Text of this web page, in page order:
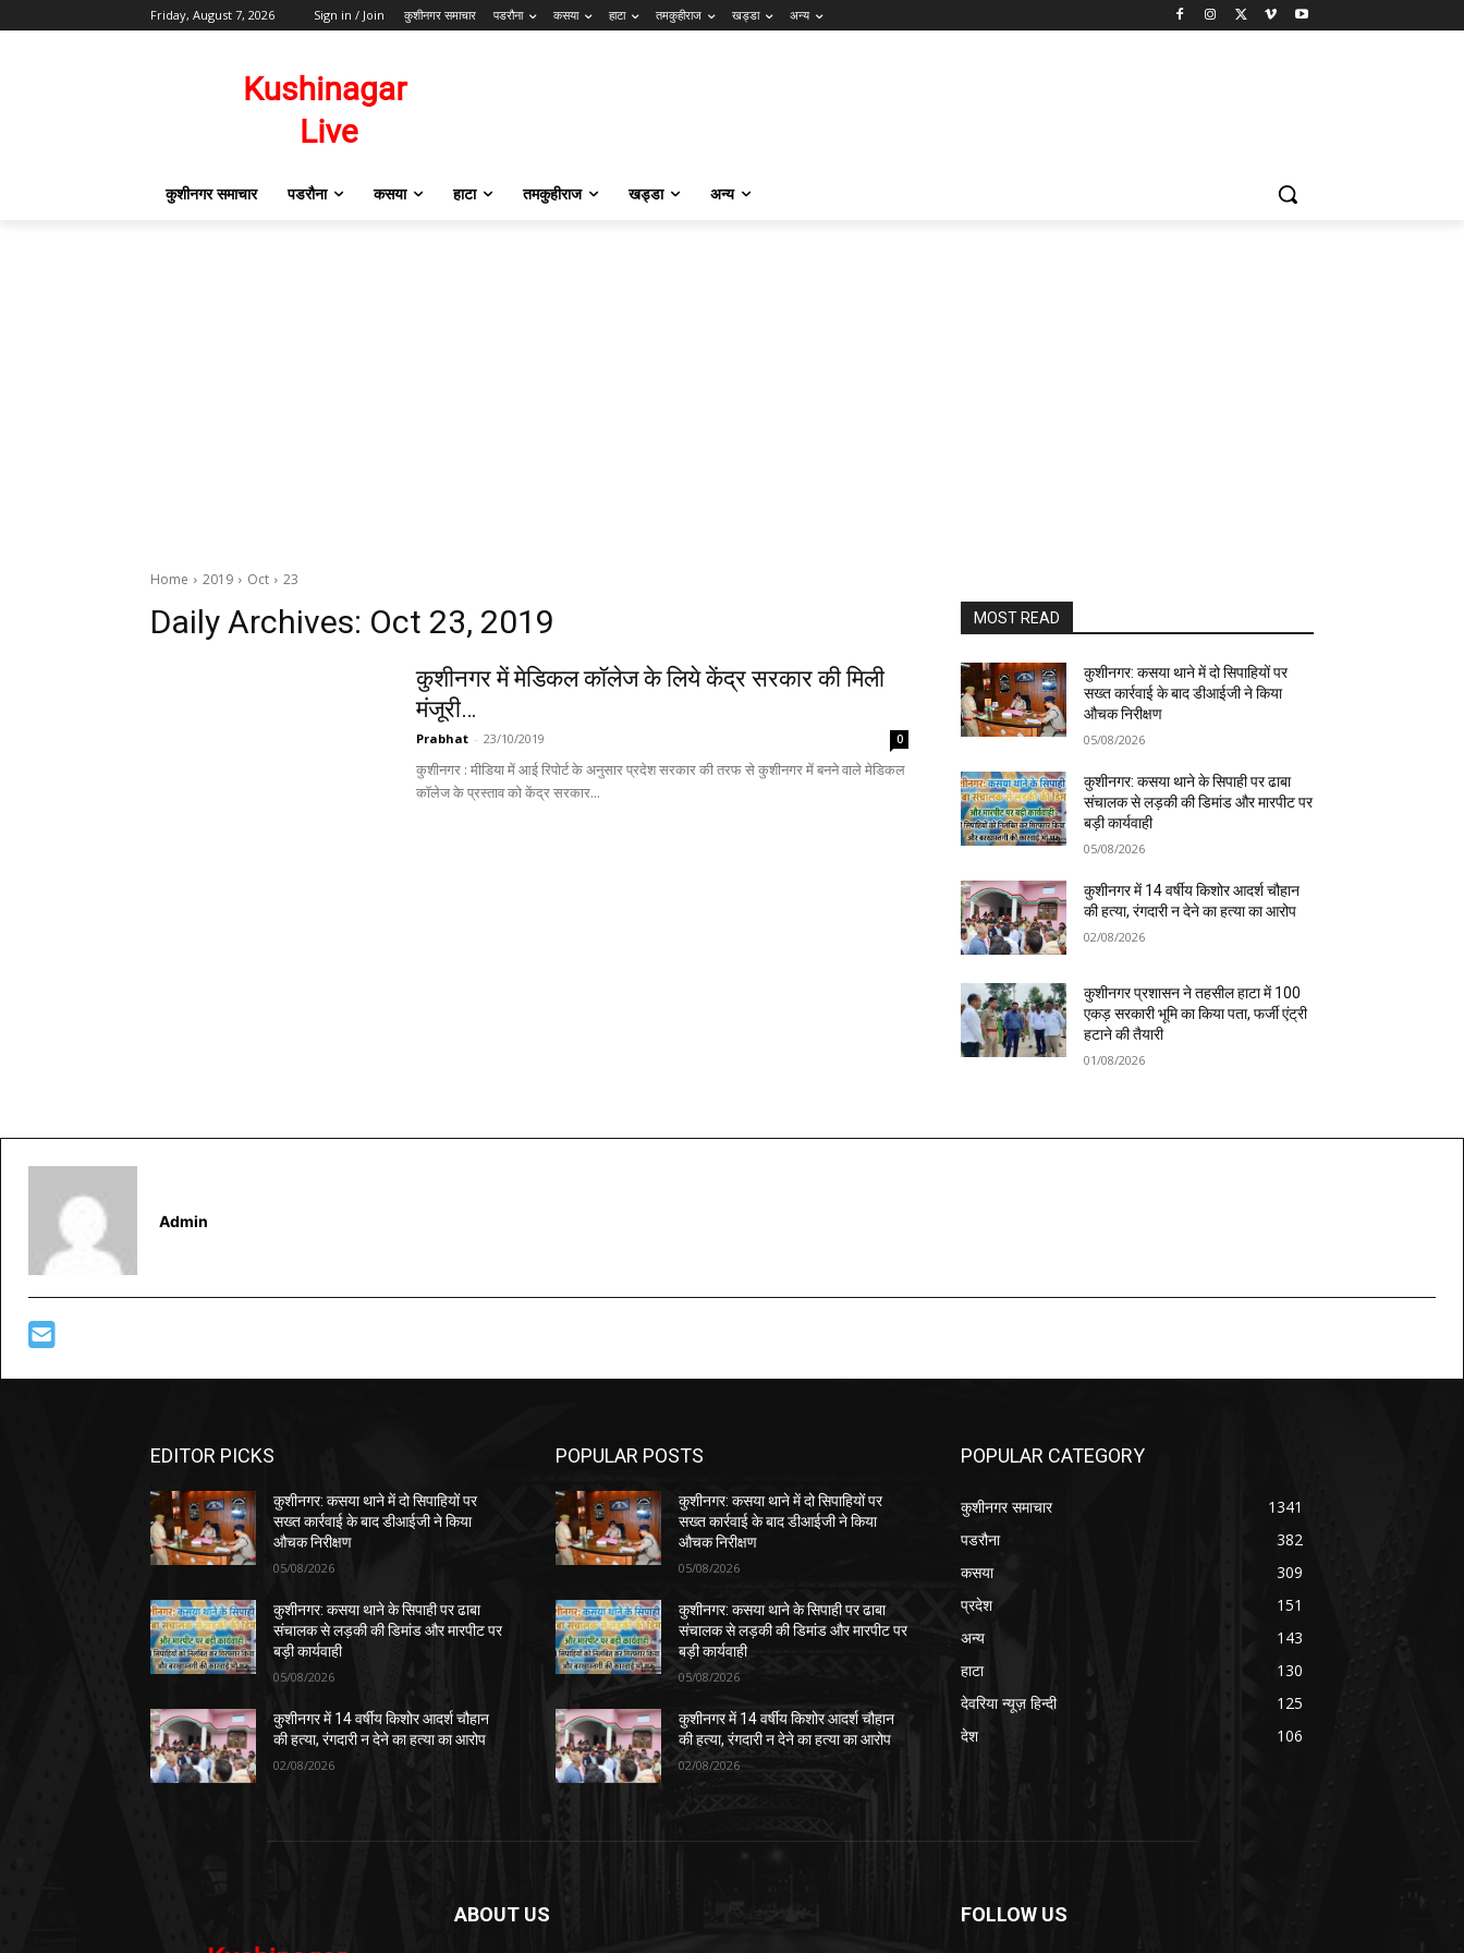
Friday, August 7, 2026 Sign in / Join कुशीनगर समाचार पडरौना कसया हाटा तमकुहीराज खड्डा अन्य
कुशीनगर समाचार पडरौना कसया हाटा तमकुहीराज खड्डा अन्य
Home 2019 Oct 23
Daily Archives: Oct 23, 2019
कुशीनगर में मेडिकल कॉलेज के लिये केंद्र सरकार की मिली
मंजूरी…
Prabhat - 23/10/2019 0
कुशीनगर : मीडिया में आई रिपोर्ट के अनुसार प्रदेश सरकार की तरफ से कुशीनगर में बनने वाले मेडिकल
कॉलेज के प्रस्ताव को केंद्र सरकार...
MOST READ
कुशीनगर: कसया थाने में दो सिपाहियों पर
सख्त कार्रवाई के बाद डीआईजी ने किया
औचक निरीक्षण
05/08/2026
कुशीनगर: कसया थाने के सिपाही पर ढाबा
संचालक से लड़की की डिमांड और मारपीट पर
बड़ी कार्यवाही
05/08/2026
कुशीनगर में 14 वर्षीय किशोर आदर्श चौहान
की हत्या, रंगदारी न देने का हत्या का आरोप
02/08/2026
कुशीनगर प्रशासन ने तहसील हाटा में 100
एकड़ सरकारी भूमि का किया पता, फर्जी एंट्री
हटाने की तैयारी
01/08/2026
Admin
EDITOR PICKS
कुशीनगर: कसया थाने में दो सिपाहियों पर
सख्त कार्रवाई के बाद डीआईजी ने किया
औचक निरीक्षण
05/08/2026
कुशीनगर: कसया थाने के सिपाही पर ढाबा
संचालक से लड़की की डिमांड और मारपीट पर
बड़ी कार्यवाही
05/08/2026
कुशीनगर में 14 वर्षीय किशोर आदर्श चौहान
की हत्या, रंगदारी न देने का हत्या का आरोप
02/08/2026
POPULAR POSTS
कुशीनगर: कसया थाने में दो सिपाहियों पर
सख्त कार्रवाई के बाद डीआईजी ने किया
औचक निरीक्षण
05/08/2026
कुशीनगर: कसया थाने के सिपाही पर ढाबा
संचालक से लड़की की डिमांड और मारपीट पर
बड़ी कार्यवाही
05/08/2026
कुशीनगर में 14 वर्षीय किशोर आदर्श चौहान
की हत्या, रंगदारी न देने का हत्या का आरोप
02/08/2026
POPULAR CATEGORY
कुशीनगर समाचार
1341
पडरौना
382
कसया
309
प्रदेश
151
अन्य
143
हाटा
130
देवरिया न्यूज़ हिन्दी
125
देश
106
ABOUT US FOLLOW US